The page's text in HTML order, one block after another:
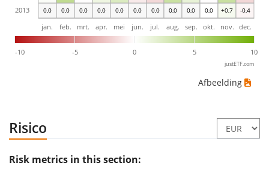
0,0 0,0 0,0 0,0 0,0 0,0 0,0 0,0 0,0 0,0 +0,7 -0,4
-10 -5 0 5 10
jan. feb. mrt. apr. mei jun. jul. aug. sep. okt. nov. dec.
2013
justETF.com
Afbeelding
Risico
Risk metrics in this section: